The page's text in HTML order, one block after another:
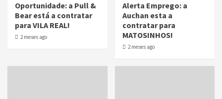
Oportunidade: a Pull &
Bear está a contratar
para VILA REAL!
2 meses ago
Alerta Emprego: a
Auchan esta a
contratar para
MATOSINHOS!
2 meses ago